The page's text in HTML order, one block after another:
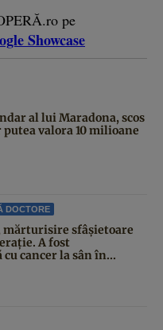
pe
Showcase
al lui Maradona, scos
valora 10 milioane
DOCTORE
mărturisire sfâșietoare
A fost
cancer la sân în...